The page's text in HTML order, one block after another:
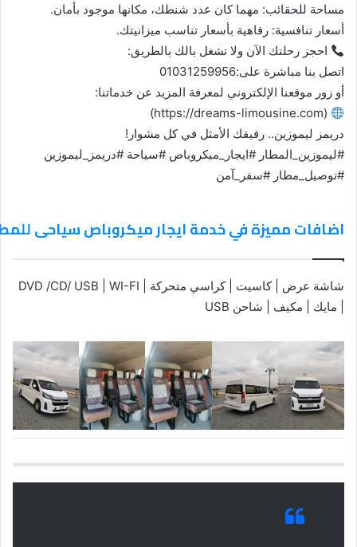
مساحة للحقائب: مهما كان عدد شنطك، مكانها موجود بأمان.
أسعار تنافسية: رفاهية بأسعار تناسب ميزانيتك.
احجز رحلتك الآن ولا تشغل بالك بالطريق:
اتصل بنا مباشرة على:01031259956
أو زور موقعنا الإلكتروني لمعرفة المزيد عن خدماتنا:
(https://dreams-limousine.com)
دريمز ليموزين.. رفيقك الأمثل في كل مشوار!
#ليموزين_المطار #ايجار_ميكروباص #سياحة #دريمز_ليموزين
#توصيل_مطار #سفر_آمن
اضافات مميزة في خدمة ايجار ميكروباص سياحى للمطار
شاشة عرض | كاسيت | كراسي متحركة | DVD /CD/ USB | WI-FI
| مايك | مكيف | شاحن USB